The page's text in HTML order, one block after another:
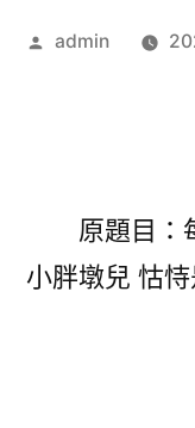
作
admin
原題目：每
小胖墩兒 怙